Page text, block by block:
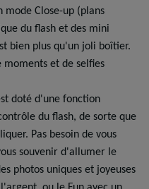
Close-up (plans
du flash et des mini
bien plus qu'un joli boîtier.
et de selfies
doté d'une fonction
du flash, de sorte que
Pas besoin de vous
souvenir d'allumer le
photos uniques et joyeuses